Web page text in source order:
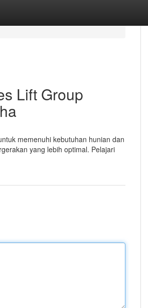
Lift Group
memenuhi kebutuhan hunian dan
yang lebih optimal. Pelajari